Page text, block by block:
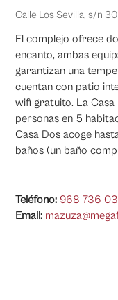
Calle Los Sevilla, s/n
El complejo ofrece
encanto, ambas
garantizan una
cuentan con patio
wifi gratuito. La
personas en 5
Casa Dos acoge
baños (un baño
Teléfono: 968 736
Email: